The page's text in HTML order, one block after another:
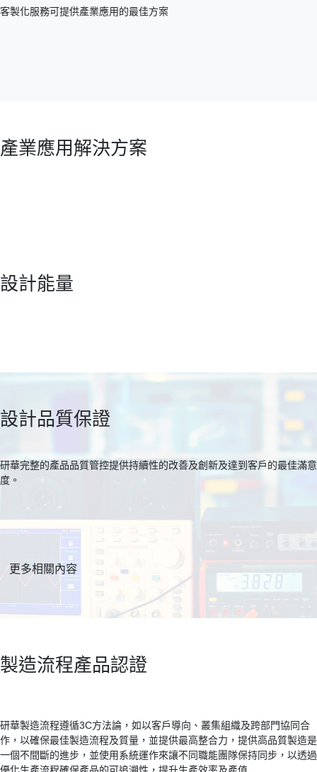
客製化服務可提供產業應用的最佳方案
產業應用解決方案
設計能量
設計品質保證
研華完整的產品品質管控提供持續性的改善及創新及達到客戶的最佳滿意
度。
更多相關內容
製造流程產品認證
研華製造流程遵循3C方法論，如以客戶導向、叢集組織及跨部門協同合
作，以確保最佳製造流程及質量，並提供最高整合力，提供高品質製造是
一個不間斷的進步，並使用系統運作來讓不同職能團隊保持同步，以透過
優化生產流程確保產品的可追溯性，提升生產效率及產值